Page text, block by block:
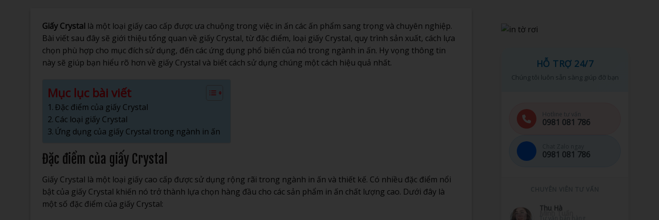
Giấy Crystal là một loại giấy cao cấp được ưa chuộng trong việc in ấn các ấn phẩm sang trọng và chuyên nghiệp.
Bài viết sau đây sẽ giới thiệu tổng quan về giấy Crystal, từ đặc điểm, loại giấy Crystal, quy trình sản xuất, cách lựa
chọn phù hợp cho mục đích sử dụng, đến các ứng dụng phổ biến của nó trong ngành in ấn. Hy vọng thông tin
này sẽ giúp bạn hiểu rõ hơn về giấy Crystal và biết cách sử dụng chúng một cách hiệu quả nhất.
Mục lục bài viết
Đặc điểm của giấy Crystal
Các loại giấy Crystal
Ứng dụng của giấy Crystal trong ngành in ấn
Đặc điểm của giấy Crystal
Giấy Crystal là một loại giấy cao cấp được sử dụng rộng rãi trong ngành in ấn và thiết kế. Có nhiều đặc điểm nổi
bật của giấy Crystal khiến nó trở thành lựa chọn hàng đầu cho các sản phẩm in ấn chất lượng cao. Dưới đây là
một số đặc điểm của giấy Crystal:
HỖ TRỢ 24/7
Chúng tôi luôn sẵn sàng giúp đỡ bạn
Hotline tư vấn
0981 081 786
0981 081 786
Minh Tuấn